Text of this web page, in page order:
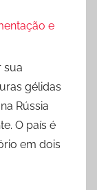
e
sua
gélidas
Rússia
O país é
em dois